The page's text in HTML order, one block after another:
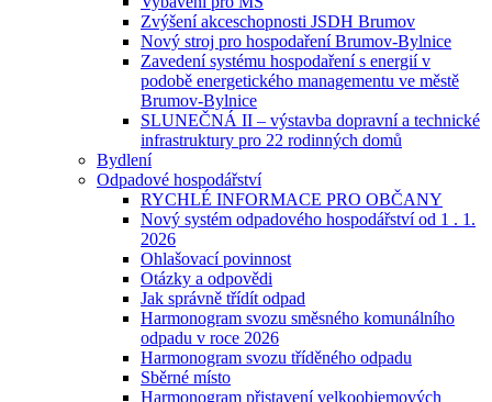
Zvýšení akceschopnosti JSDH Brumov
Nový stroj pro hospodaření Brumov-Bylnice
Zavedení systému hospodaření s energií v
podobě energetického managementu ve městě
Brumov-Bylnice
SLUNEČNÁ II – výstavba dopravní a technické
infrastruktury pro 22 rodinných domů
Bydlení
Odpadové hospodářství
RYCHLÉ INFORMACE PRO OBČANY
Nový systém odpadového hospodářství od 1 . 1.
2026
Ohlašovací povinnost
Otázky a odpovědi
Jak správně třídít odpad
Harmonogram svozu směsného komunálního
odpadu v roce 2026
Harmonogram svozu tříděného odpadu
Sběrné místo
Harmonogram přistavení velkoobjemových